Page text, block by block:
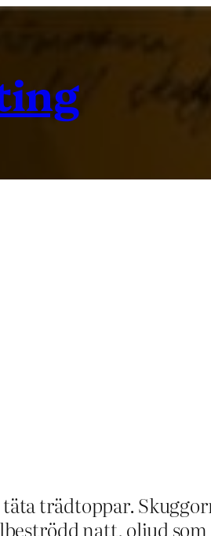
trädtoppar.
natt, oljud som